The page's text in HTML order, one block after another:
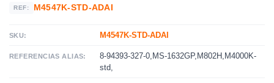
REF: M4547K-STD-ADAI
SKU: M4547K-STD-ADAI
REFERENCIAS ALIAS:
8-94393-327-0,MS-1632GP,M802H,M4000K-
std,